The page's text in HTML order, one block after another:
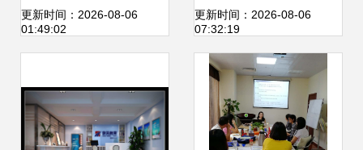
选择适合孩子的幼
更新时间：2026-08-06
01:49:02
务新标杆
更新时间：2026-08-06
07:32:19